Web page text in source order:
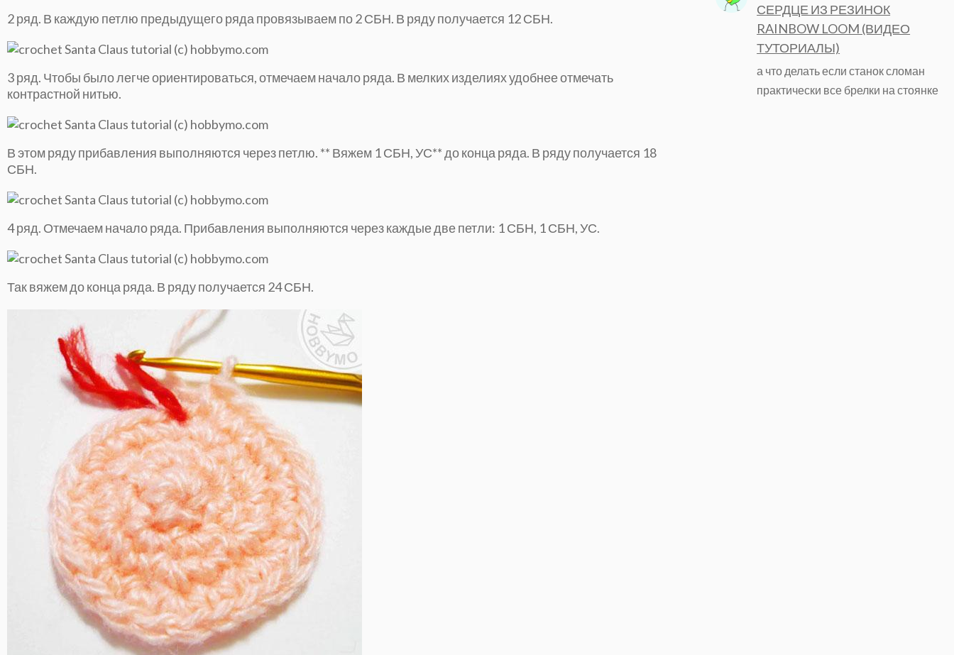
2 ряд. В каждую петлю предыдущего ряда провязываем по 2 СБН. В ряду получается 12 СБН.
3 ряд. Чтобы было легче ориентироваться, отмечаем начало ряда. В мелких изделиях удобнее отмечать
контрастной нитью.
В этом ряду прибавления выполняются через петлю. ** Вяжем 1 СБН, УС** до конца ряда. В ряду получается 18
СБН.
4 ряд. Отмечаем начало ряда. Прибавления выполняются через каждые две петли: 1 СБН, 1 СБН, УС.
Так вяжем до конца ряда. В ряду получается 24 СБН.
СЕРДЦЕ ИЗ РЕЗИНОК
RAINBOW LOOM (ВИДЕО
ТУТОРИАЛЫ)
а что делать если станок сломан
практически все брелки на стоянке